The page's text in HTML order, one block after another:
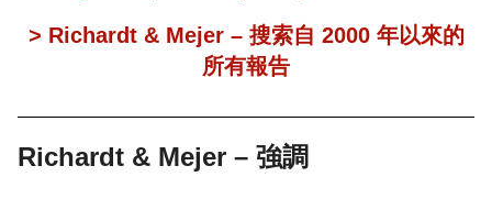
> Richardt & Mejer – 搜索自 2000 年以來的
所有報告
Richardt & Mejer – 強調